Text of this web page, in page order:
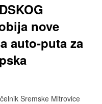
nove
auto-puta za
Sremske Mitrovice